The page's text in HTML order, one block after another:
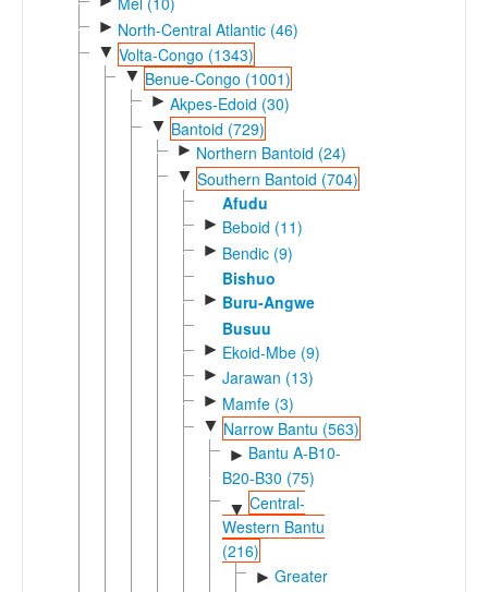
► North-Central Atlantic (46)
▼ Volta-Congo (1343)
▼ Benue-Congo (1001)
► Akpes-Edoid (30)
▼ Bantoid (729)
► Northern Bantoid (24)
▼ Southern Bantoid (704)
Afudu
► Beboid (11)
► Bendic (9)
Bishuo
► Buru-Angwe
Busuu
► Ekoid-Mbe (9)
► Jarawan (13)
► Mamfe (3)
▼ Narrow Bantu (563)
► Bantu A-B10-
B20-B30 (75)
▼Central-
Western Bantu
(216)
► Greater